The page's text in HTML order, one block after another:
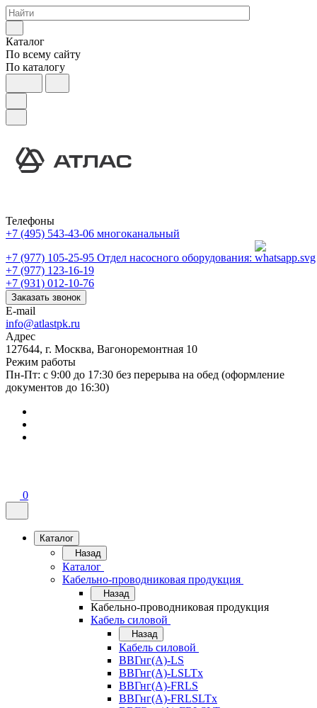
Каталог
По всему сайту
По каталогу
Телефоны
+7 (495) 543-43-06 многоканальный
+7 (977) 105-25-95 Отдел насосного оборудования:
+7 (977) 123-16-19
+7 (931) 012-10-76
Заказать звонок
E-mail
info@atlastpk.ru
Адрес
127644, г. Москва, Вагоноремонтная 10
Режим работы
Пн-Пт: с 9:00 до 17:30 без перерыва на обед (оформление
документов до 16:30)
0
Каталог
Назад
Каталог
Кабельно-проводниковая продукция
Назад
Кабельно-проводниковая продукция
Кабель силовой
Назад
Кабель силовой
ВВГнг(А)-LS
ВВГнг(А)-LSLTx
ВВГнг(А)-FRLS
ВВГнг(А)-FRLSLTx